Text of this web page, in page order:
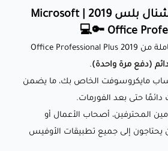
🎯 أوفيس بروفيشنال بلس 2019 | Microsoft
Office
احصل على النسخة الكاملة من Office Professional Plus 2019
(دفع مرة واحدة).
مايكروسوفت الخاص بك، ما يضمن
دائمًا حتى بعد الفورمات.
المحترفين، أصحاب الأعمال أو
يحتاجون إلى جميع تطبيقات الأوفيس